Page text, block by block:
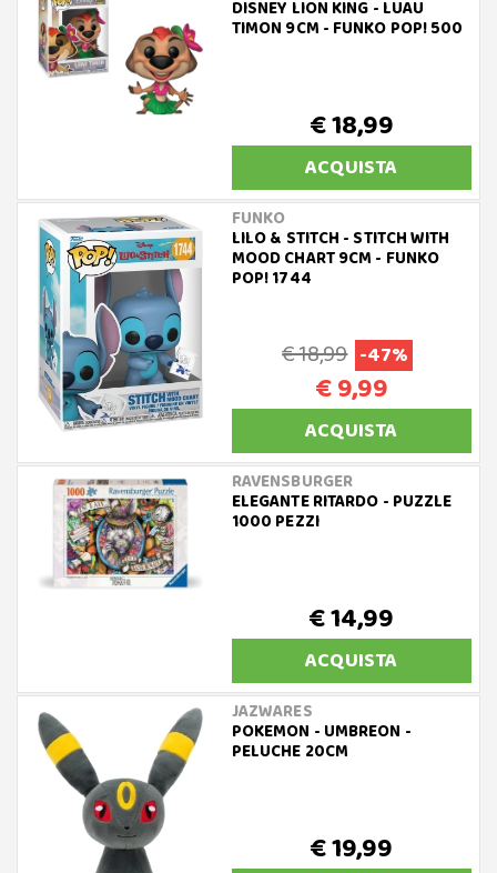
DISNEY LION KING - LUAU
TIMON 9CM - FUNKO POP! 500
€ 18,99
ACQUISTA
FUNKO
LILO & STITCH - STITCH WITH
MOOD CHART 9CM - FUNKO
POP! 1744
€ 18,99 -47%
€ 9,99
ACQUISTA
RAVENSBURGER
ELEGANTE RITARDO - PUZZLE
1000 PEZZI
€ 14,99
ACQUISTA
JAZWARES
POKEMON - UMBREON -
PELUCHE 20CM
€ 19,99